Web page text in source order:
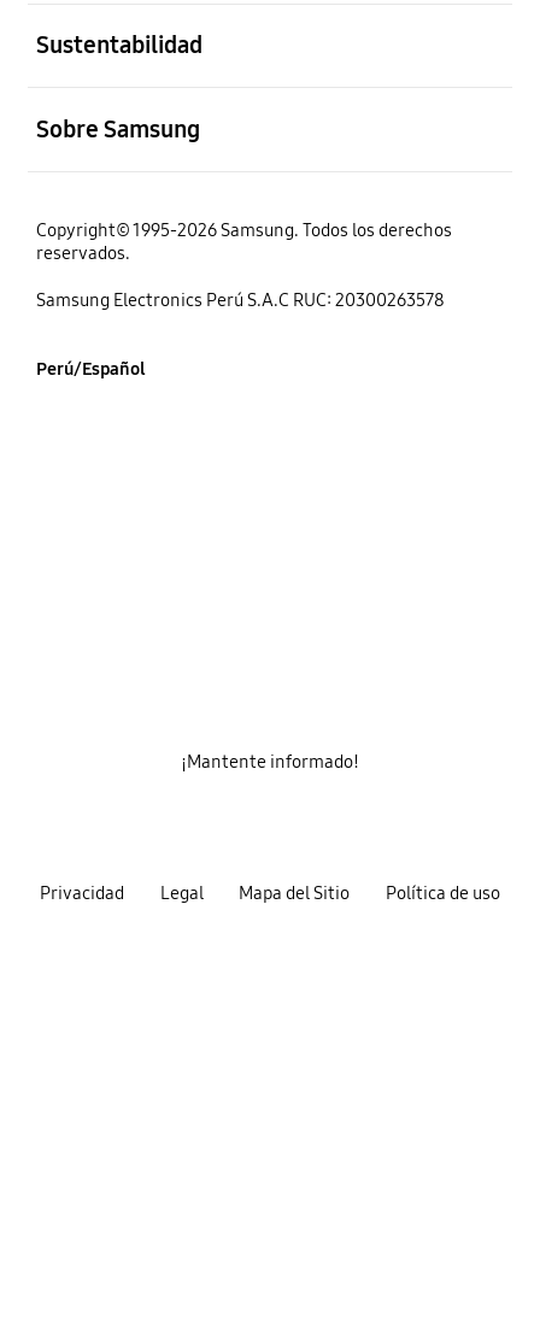
Sustentabilidad
Sobre Samsung
Copyright© 1995-2026 Samsung. Todos los derechos
reservados.
Samsung Electronics Perú S.A.C RUC: 20300263578
Perú/Español
Privacidad Legal Mapa del Sitio Política de uso
¡Mantente informado!